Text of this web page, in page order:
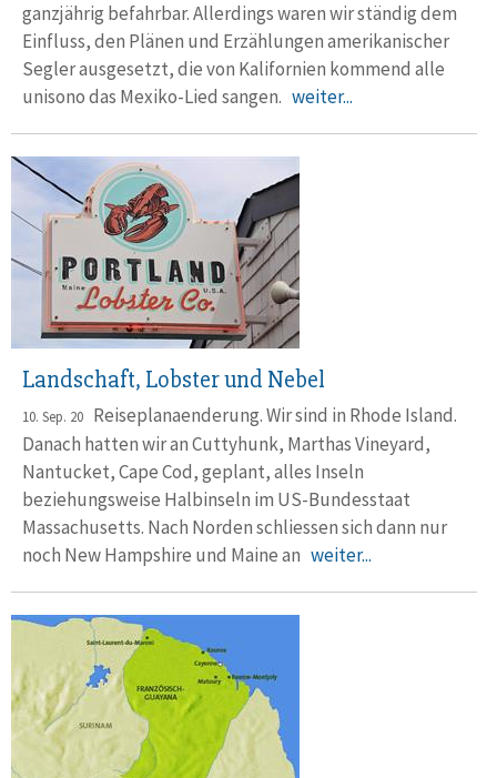
ganzjährig befahrbar. Allerdings waren wir ständig dem
Einfluss, den Plänen und Erzählungen amerikanischer
Segler ausgesetzt, die von Kalifornien kommend alle
unisono das Mexiko-Lied sangen. weiter...
Landschaft, Lobster und Nebel
10. Sep. 20 Reiseplanaenderung. Wir sind in Rhode Island.
Danach hatten wir an Cuttyhunk, Marthas Vineyard,
Nantucket, Cape Cod, geplant, alles Inseln
beziehungsweise Halbinseln im US-Bundesstaat
Massachusetts. Nach Norden schliessen sich dann nur
noch New Hampshire und Maine an weiter...